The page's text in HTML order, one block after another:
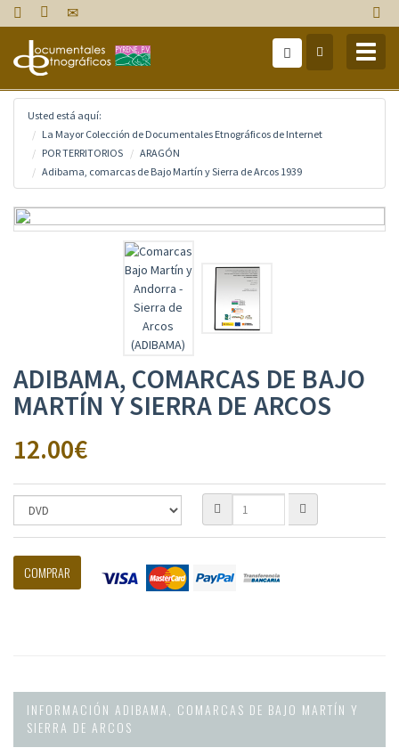
Usted está aquí:
La Mayor Colección de Documentales Etnográficos de Internet
POR TERRITORIOS
ARAGÓN
Adibama, comarcas de Bajo Martín y Sierra de Arcos 1939
ADIBAMA, COMARCAS DE BAJO
MARTÍN Y SIERRA DE ARCOS
12.00€
COMPRAR
INFORMACIÓN ADIBAMA, COMARCAS DE BAJO MARTÍN Y
SIERRA DE ARCOS